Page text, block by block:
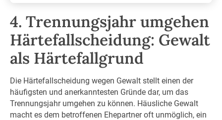
4. Trennungsjahr umgehen
Härtefallscheidung: Gewalt
als Härtefallgrund
Die Härtefallscheidung wegen Gewalt stellt einen der
häufigsten und anerkanntesten Gründe dar, um das
Trennungsjahr umgehen zu können. Häusliche Gewalt
macht es dem betroffenen Ehepartner oft unmöglich, ein